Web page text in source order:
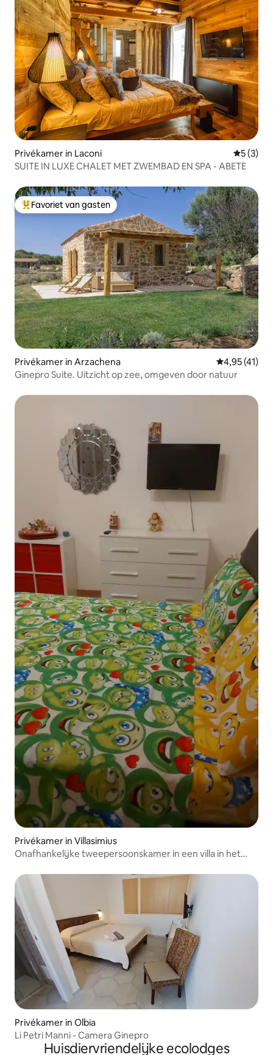
Privékamer in Laconi
5 (3)
SUITE IN LUXE CHALET MET ZWEMBAD EN SPA - ABETE
Topfavoriet van gasten
Favoriet van gasten
Privékamer in Arzachena Gemiddelde
4,95 (41)
Ginepro Suite. Uitzicht op zee, omgeven door natuur
Privékamer in Villasimius
Onafhankelijke tweepersoonskamer in een villa in het
Privékamer in Olbia
Li Petri Manni - Camera Ginepro
Huisdiervriendelijke ecolodges